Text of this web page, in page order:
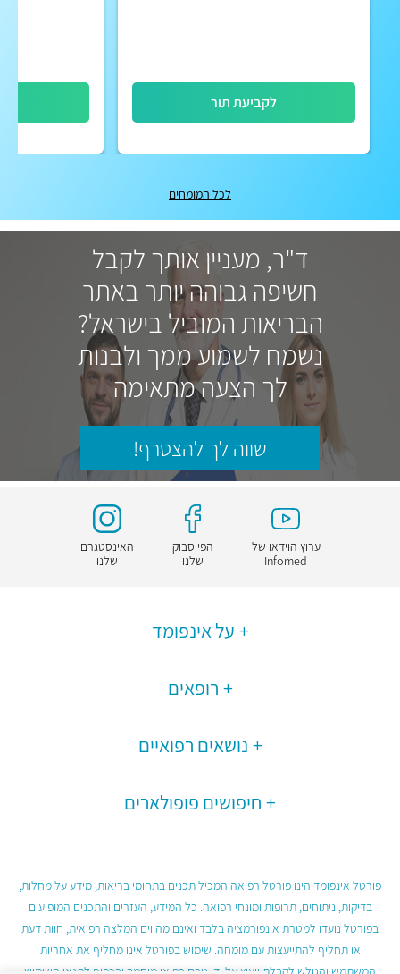
לקביעת תור
לכל המומחים
ד"ר, מעניין אותך לקבל
חשיפה גבוהה יותר באתר
הבריאות המוביל בישראל?
נשמח לשמוע ממך ולבנות
לך הצעה מתאימה
שווה לך להצטרף!
ערוץ הוידאו של
Infomed
הפייסבוק
שלנו
האינסטגרם
שלנו
על אינפומד
רופאים
נושאים רפואיים
חיפושים פופולארים
פורטל אינפומד הינו פורטל רפואה המכיל תכנים בתחומי בריאות, מידע על מחלות,
בדיקות, ניתוחים, תרופות ומונחי רפואה. כל המידע, העזרים והתכנים המופיעים
בפורטל נועדו למטרת אינפורמציה בלבד ואינם מהווים המלצה רפואית, חוות דעת
או תחליף להתייעצות עם מומחה. שימוש בפורטל אינו מחליף את אחריות